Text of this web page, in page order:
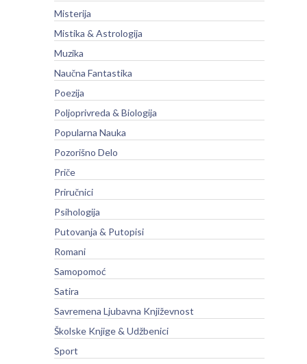
Misterija
Mistika & Astrologija
Muzika
Naučna Fantastika
Poezija
Poljoprivreda & Biologija
Popularna Nauka
Pozorišno Delo
Priče
Priručnici
Psihologija
Putovanja & Putopisi
Romani
Samopomoć
Satira
Savremena Ljubavna Književnost
Školske Knjige & Udžbenici
Sport